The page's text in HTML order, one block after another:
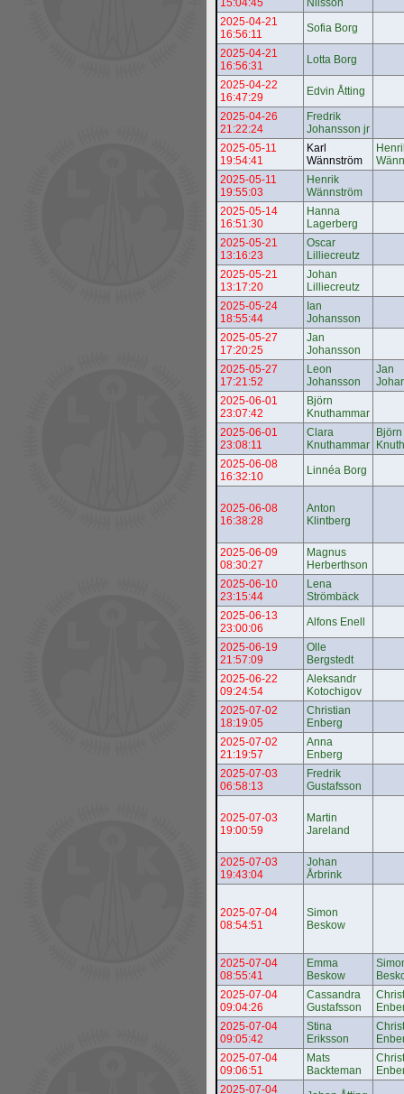
15:04:45
Nilsson
2025-04-21
16:56:11
Sofia Borg
2025-04-21
16:56:31
Lotta Borg
2025-04-22
16:47:29
Edvin Åtting
2025-04-26
21:22:24
Fredrik
Johansson jr
2025-05-11
19:54:41
Karl
Wännström
2025-05-11
19:55:03
Henrik
Wännström
2025-05-14
16:51:30
Hanna
Lagerberg
2025-05-21
13:16:23
Oscar
Lilliecreutz
2025-05-21
13:17:20
Johan
Lilliecreutz
2025-05-24
18:55:44
Ian
Johansson
2025-05-27
17:20:25
Jan
Johansson
2025-05-27
17:21:52
Leon
Johansson
Jan
2025-06-01
23:07:42
Björn
Knuthammar
2025-06-01
23:08:11
Clara
Knuthammar
Björn
2025-06-08
16:32:10
Linnéa Borg
2025-06-08
16:38:28
Anton
Klintberg
2025-06-09
08:30:27
Magnus
Herberthson
2025-06-10
23:15:44
Lena
Strömbäck
2025-06-13
23:00:06
Alfons Enell
2025-06-19
21:57:09
Olle
Bergstedt
2025-06-22
09:24:54
Aleksandr
Kotochigov
2025-07-02
18:19:05
Christian
Enberg
2025-07-02
21:19:57
Anna
Enberg
2025-07-03
06:58:13
Fredrik
Gustafsson
2025-07-03
19:00:59
Martin
Jareland
2025-07-03
19:43:04
Johan
Årbrink
2025-07-04
08:54:51
Simon
Beskow
2025-07-04
08:55:41
Emma
Beskow
2025-07-04
09:04:26
Cassandra
Gustafsson
2025-07-04
09:05:42
Stina
Eriksson
2025-07-04
09:06:51
Mats
Backteman
2025-07-04